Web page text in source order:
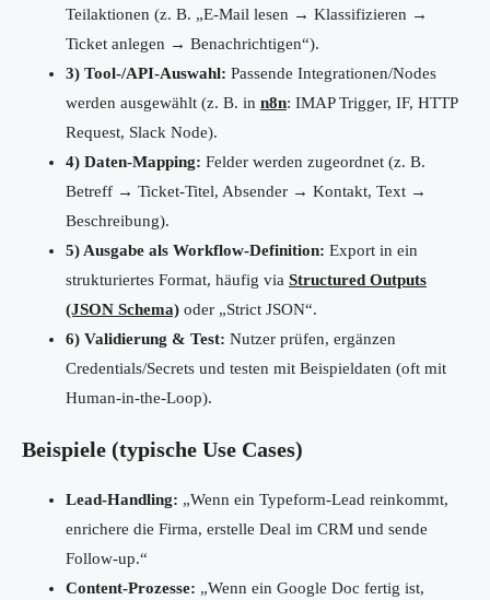
Teilaktionen (z. B. „E-Mail lesen → Klassifizieren →
Ticket anlegen → Benachrichtigen“).
3) Tool-/API-Auswahl: Passende Integrationen/Nodes
werden ausgewählt (z. B. in n8n: IMAP Trigger, IF, HTTP
Request, Slack Node).
4) Daten-Mapping: Felder werden zugeordnet (z. B.
Betreff → Ticket-Titel, Absender → Kontakt, Text →
Beschreibung).
5) Ausgabe als Workflow-Definition: Export in ein
strukturiertes Format, häufig via Structured Outputs
(JSON Schema) oder „Strict JSON“.
6) Validierung & Test: Nutzer prüfen, ergänzen
Credentials/Secrets und testen mit Beispieldaten (oft mit
Human-in-the-Loop).
Beispiele (typische Use Cases)
Lead-Handling: „Wenn ein Typeform-Lead reinkommt,
enrichere die Firma, erstelle Deal im CRM und sende
Follow-up.“
Content-Prozesse: „Wenn ein Google Doc fertig ist,